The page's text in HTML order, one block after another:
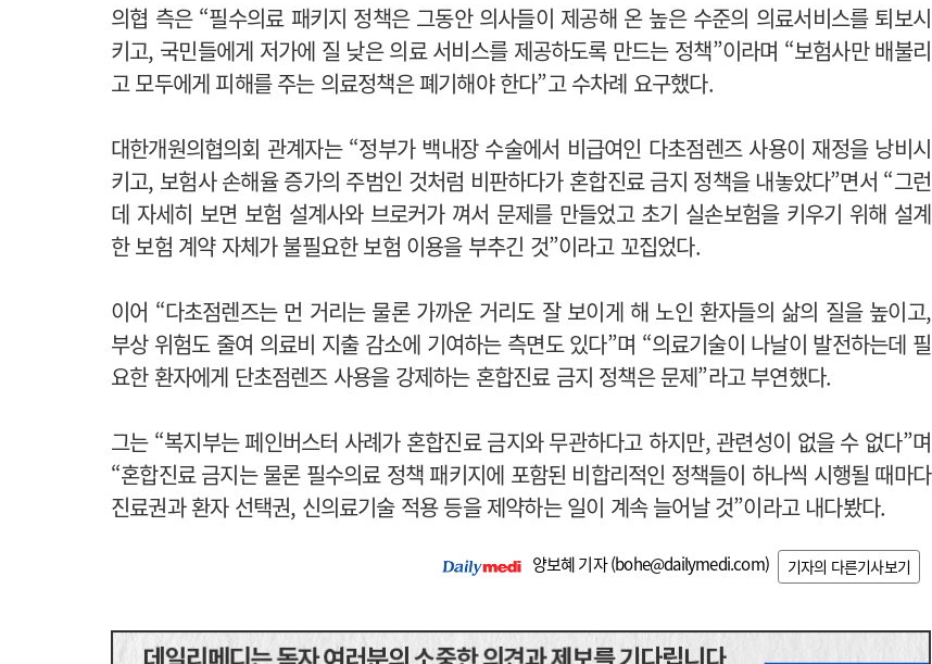
의협 측은 “필수의료 패키지 정책은 그동안 의사들이 제공해 온 높은 수준의 의료서비스를 퇴보시
키고, 국민들에게 저가에 질 낮은 의료 서비스를 제공하도록 만드는 정책”이라며 “보험사만 배불리
고 모두에게 피해를 주는 의료정책은 폐기해야 한다”고 수차례 요구했다.
대한개원의협의회 관계자는 “정부가 백내장 수술에서 비급여인 다초점렌즈 사용이 재정을 낭비시
키고, 보험사 손해율 증가의 주범인 것처럼 비판하다가 혼합진료 금지 정책을 내놓았다”면서 “그런
데 자세히 보면 보험 설계사와 브로커가 껴서 문제를 만들었고 초기 실손보험을 키우기 위해 설계
한 보험 계약 자체가 불필요한 보험 이용을 부추긴 것”이라고 꼬집었다.
이어 “다초점렌즈는 먼 거리는 물론 가까운 거리도 잘 보이게 해 노인 환자들의 삶의 질을 높이고,
부상 위험도 줄여 의료비 지출 감소에 기여하는 측면도 있다”며 “의료기술이 나날이 발전하는데 필
요한 환자에게 단초점렌즈 사용을 강제하는 혼합진료 금지 정책은 문제”라고 부연했다.
그는 “복지부는 페인버스터 사례가 혼합진료 금지와 무관하다고 하지만, 관련성이 없을 수 없다”며
“혼합진료 금지는 물론 필수의료 정책 패키지에 포함된 비합리적인 정책들이 하나씩 시행될 때마다
진료권과 환자 선택권, 신의료기술 적용 등을 제약하는 일이 계속 늘어날 것”이라고 내다봤다.
양보혜 기자 (bohe@dailymedi.com) 기자의 다른기사보기